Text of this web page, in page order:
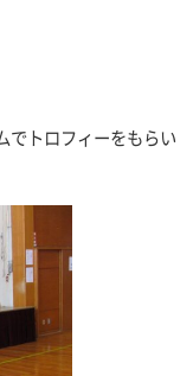
でトロフィーをもらい